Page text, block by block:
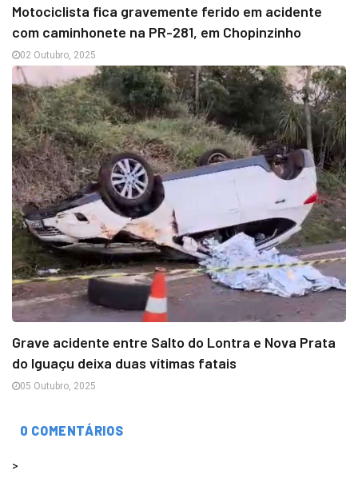
Motociclista fica gravemente ferido em acidente
com caminhonete na PR-281, em Chopinzinho
02 Outubro, 2025
Grave acidente entre Salto do Lontra e Nova Prata
do Iguaçu deixa duas vítimas fatais
05 Outubro, 2025
0 COMENTÁRIOS
>